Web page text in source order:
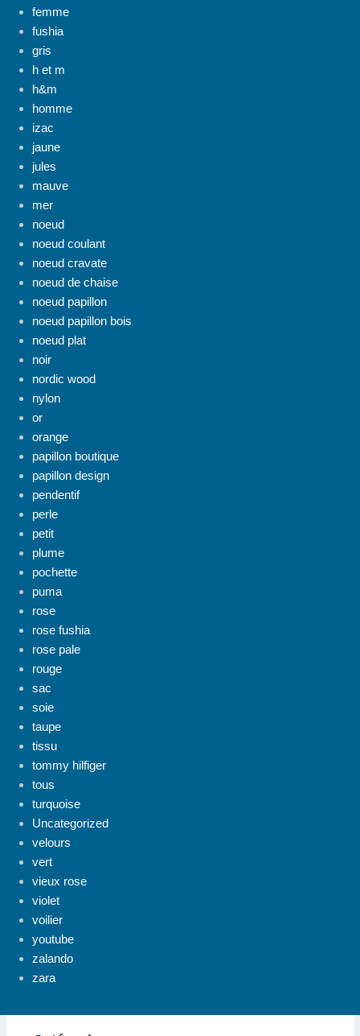
femme
fushia
gris
h et m
h&m
homme
izac
jaune
jules
mauve
mer
noeud
noeud coulant
noeud cravate
noeud de chaise
noeud papillon
noeud papillon bois
noeud plat
noir
nordic wood
nylon
or
orange
papillon boutique
papillon design
pendentif
perle
petit
plume
pochette
puma
rose
rose fushia
rose pale
rouge
sac
soie
taupe
tissu
tommy hilfiger
tous
turquoise
Uncategorized
velours
vert
vieux rose
violet
voilier
youtube
zalando
zara